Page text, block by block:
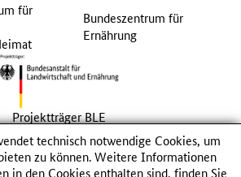
für
Bundeszentrum für
Ernährung
Projektträger BLE
für Landwirtschaft und Ernährung
technisch notwendige Cookies, um
zu können. Weitere Informationen
in den Cookies enthalten sind, finden Sie